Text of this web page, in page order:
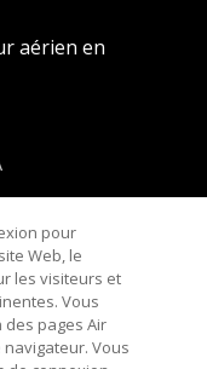
fenêtre
une
aérien en
et tarifs
sur l'aire
pour
Web, le
les visiteurs et
Vous
pages Air
navigateur. Vous